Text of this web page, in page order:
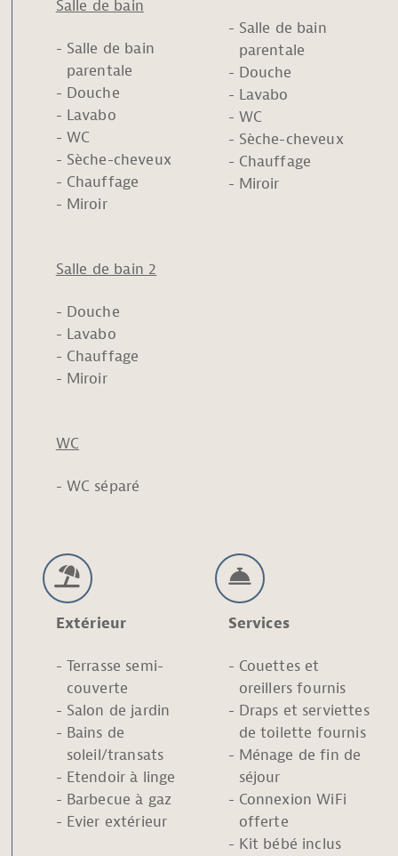
Salle de bain
Salle de bain
parentale
Douche
Lavabo
WC
Sèche-cheveux
Chauffage
Miroir
Salle de bain 2
Douche
Lavabo
Chauffage
Miroir
WC
WC séparé
Salle de bain
parentale
Douche
Lavabo
WC
Sèche-cheveux
Chauffage
Miroir
Extérieur
Terrasse semi-
couverte
Salon de jardin
Bains de
soleil/transats
Etendoir à linge
Barbecue à gaz
Evier extérieur
Services
Couettes et
oreillers fournis
Draps et serviettes
de toilette fournis
Ménage de fin de
séjour
Connexion WiFi
offerte
Kit bébé inclus